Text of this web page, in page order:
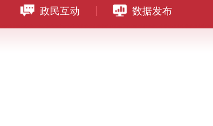
政民互动 数据发布